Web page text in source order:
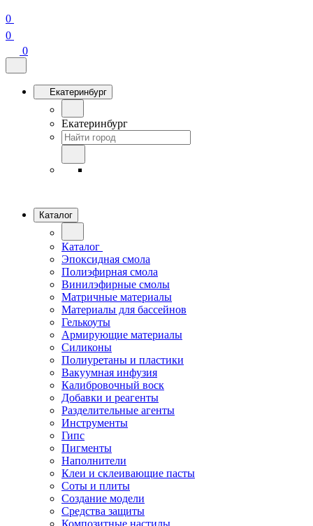
0
0
0
Екатеринбург
Екатеринбург
Каталог
Каталог
Эпоксидная смола
Полиэфирная смола
Винилэфирные смолы
Матричные материалы
Материалы для бассейнов
Гелькоуты
Армирующие материалы
Силиконы
Полиуретаны и пластики
Вакуумная инфузия
Калибровочный воск
Добавки и реагенты
Разделительные агенты
Инструменты
Гипс
Пигменты
Наполнители
Клеи и склеивающие пасты
Соты и плиты
Создание модели
Средства защиты
Композитные настилы